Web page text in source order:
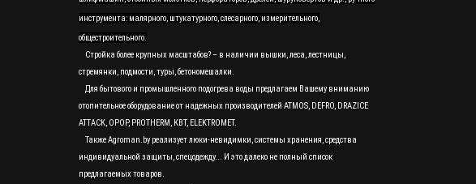
инструмента: малярного, штукатурного, слесарного, измерительного,
общестроительного.
Стройка более крупных масштабов? – в наличии вышки, леса, лестницы,
стремянки, подмости, туры, бетономешалки.
Для бытового и промышленного подогрева воды предлагаем Вашему вниманию
отопительное оборудование от надежных производителей ATMOS, DEFRO, DRAZICE
ATTACK, OPOP, PROTHERM, KBT, ELEKTROMET.
Также Agroman.by реализует люки-невидимки, системы хранения, средства
индивидуальной защиты, спецодежду... И это далеко не полный список
предлагаемых товаров.